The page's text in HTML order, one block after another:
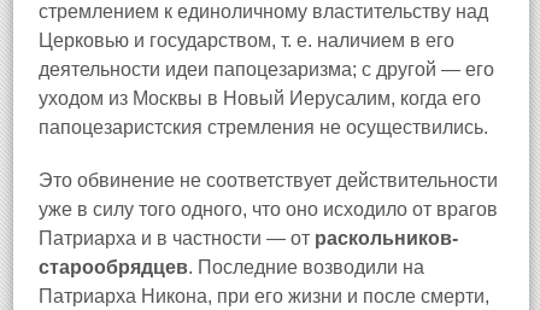
стремлением к единоличному властительству над
Церковью и государством, т. е. наличием в его
деятельности идеи папоцезаризма; с другой — его
уходом из Москвы в Новый Иерусалим, когда его
папоцезаристския стремления не осуществились.
Это обвинение не соответствует действительности
уже в силу того одного, что оно исходило от врагов
Патриарха и в частности — от раскольников-
старообрядцев. Последние возводили на
Патриарха Никона, при его жизни и после смерти,